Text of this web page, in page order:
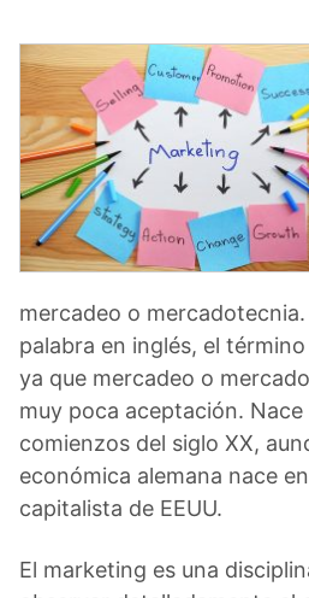
mercadeo o mercadotecnia.
palabra en inglés, el
ya que mercadeo o
muy poca aceptación. Nace
comienzos del siglo XX,
económica alemana nace
capitalista de EEUU.
El marketing es una